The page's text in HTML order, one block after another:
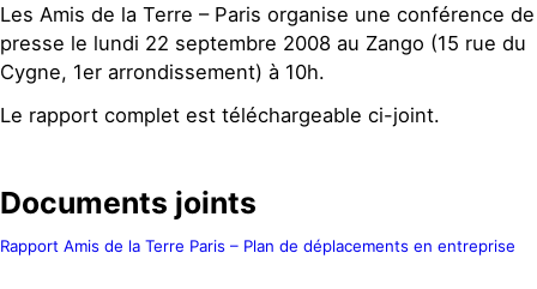
Les Amis de la Terre – Paris organise une conférence de
presse le lundi 22 septembre 2008 au Zango (15 rue du
Cygne, 1er arrondissement) à 10h.
Le rapport complet est téléchargeable ci-joint.
Documents joints
Rapport Amis de la Terre Paris – Plan de déplacements en entreprise